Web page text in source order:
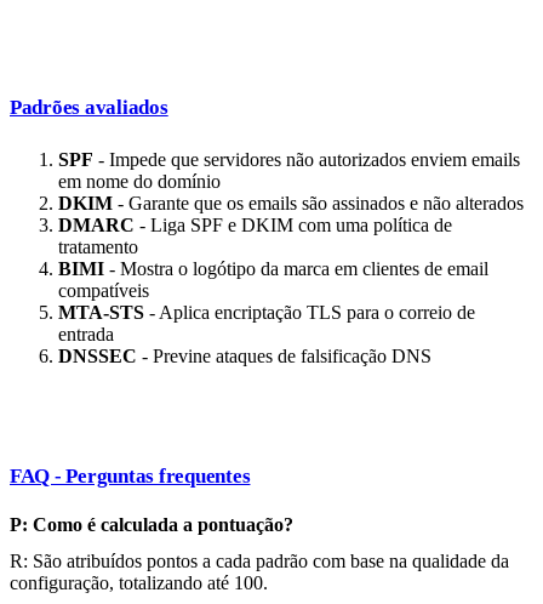
Padrões avaliados
SPF - Impede que servidores não autorizados enviem emails
em nome do domínio
DKIM - Garante que os emails são assinados e não alterados
DMARC - Liga SPF e DKIM com uma política de
tratamento
BIMI - Mostra o logótipo da marca em clientes de email
compatíveis
MTA-STS - Aplica encriptação TLS para o correio de
entrada
DNSSEC - Previne ataques de falsificação DNS
FAQ - Perguntas frequentes
P: Como é calculada a pontuação?
R: São atribuídos pontos a cada padrão com base na qualidade da
configuração, totalizando até 100.